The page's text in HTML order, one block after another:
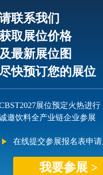
联系我们
取展位价格
及最新展位图
快预订您的展位
展位预定火热进行
邀饮料全产业链企业参展
在线提交参展报名表申
我要参展 >